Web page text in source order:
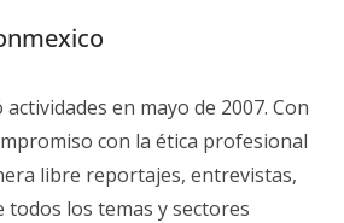
en mayo de 2007. Con
con la ética profesional
libre reportajes, entrevistas,
todos los temas y sectores